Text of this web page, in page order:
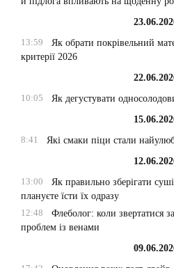
13:59
Як обрати покрівельний
критерії 2026
10:05
Як дегустувати
8:41
Які смаки піци стали
13:00
Як правильно зберігати
плануєте їсти їх одразу
12:48
Флеболог: коли звертатися
проблем із венами